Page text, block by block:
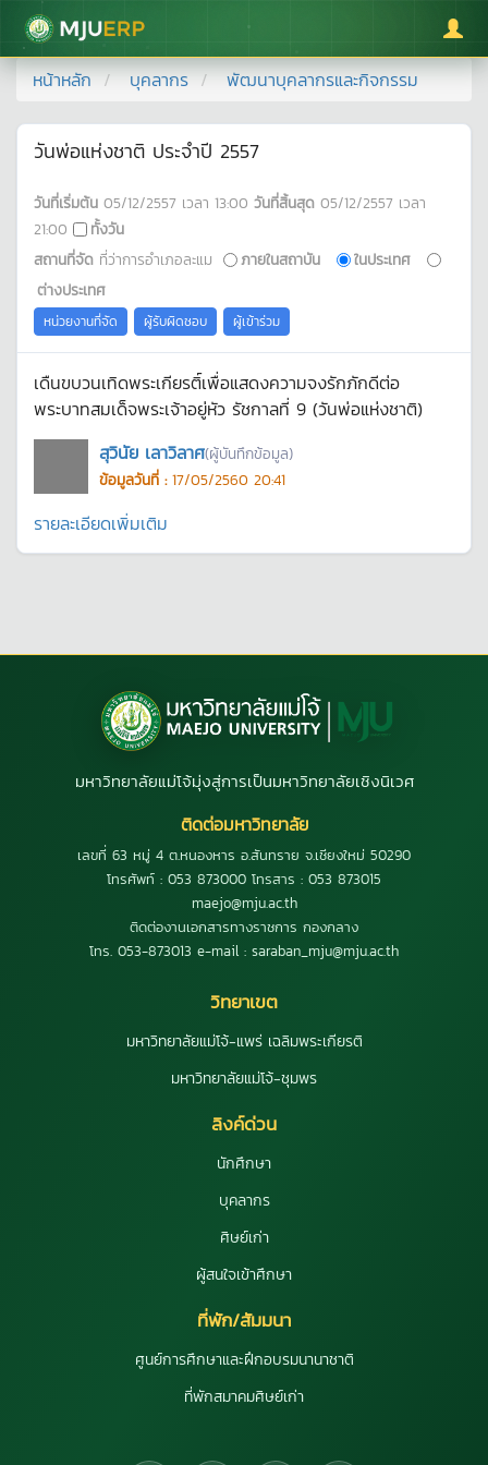
มหาวิทยาลัยแม่โจ้
หน้าหลัก บุคลากร พัฒนาบุคลากรและกิจกรรม
วันพ่อแห่งชาติ ประจำปี 2557
วันที่เริ่มต้น 05/12/2557 เวลา 13:00 วันที่สิ้นสุด 05/12/2557 เวลา
21:00
ทั้งวัน
สถานที่จัด ที่ว่าการอำเภอละแม ภายในสถาบัน
ในประเทศ
ต่างประเทศ
หน่วยงานที่จัด ผู้รับผิดชอบ ผู้เข้าร่วม
เดืนขบวนเทิดพระเกียรติ์เพื่อแสดงความจงรักภักดีต่อ
พระบาทสมเด็จพระเจ้าอยู่หัว รัชกาลที่ 9 (วันพ่อแห่งชาติ)
สุวินัย เลาวิลาศ(ผู้บันทึกข้อมูล)
ข้อมูลวันที่ : 17/05/2560 20:41
รายละเอียดเพิ่มเติม
มหาวิทยาลัยแม่โจ้มุ่งสู่การเป็นมหาวิทยาลัยเชิงนิเวศ
ติดต่อมหาวิทยาลัย
เลขที่ 63 หมู่ 4 ต.หนองหาร อ.สันทราย จ.เชียงใหม่ 50290
โทรศัพท์ : 053 873000 โทรสาร : 053 873015
maejo@mju.ac.th
ติดต่องานเอกสารทางราชการ กองกลาง
โทร. 053-873013 e-mail : saraban_mju@mju.ac.th
วิทยาเขต
มหาวิทยาลัยแม่โจ้-แพร่ เฉลิมพระเกียรติ
มหาวิทยาลัยแม่โจ้-ชุมพร
ลิงค์ด่วน
นักศึกษา
บุคลากร
ศิษย์เก่า
ผู้สนใจเข้าศึกษา
ที่พัก/สัมมนา
ศูนย์การศึกษาและฝึกอบรมนานาชาติ
ที่พักสมาคมศิษย์เก่า